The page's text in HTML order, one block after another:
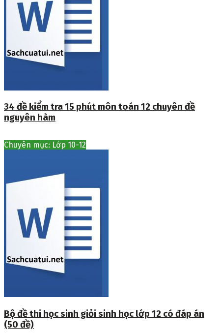
34 đề kiểm tra 15 phút môn toán 12 chuyên đề
nguyên hàm
Chuyên mục: Lớp 10-12
Bộ đề thi học sinh giỏi sinh học lớp 12 có đáp án
(50 đề)